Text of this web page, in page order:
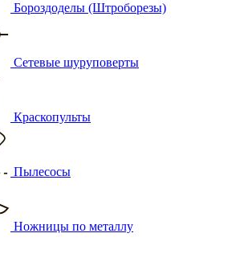
Бороздоделы (Штроборезы)
Сетевые шуруповерты
Краскопульты
Пылесосы
Ножницы по металлу